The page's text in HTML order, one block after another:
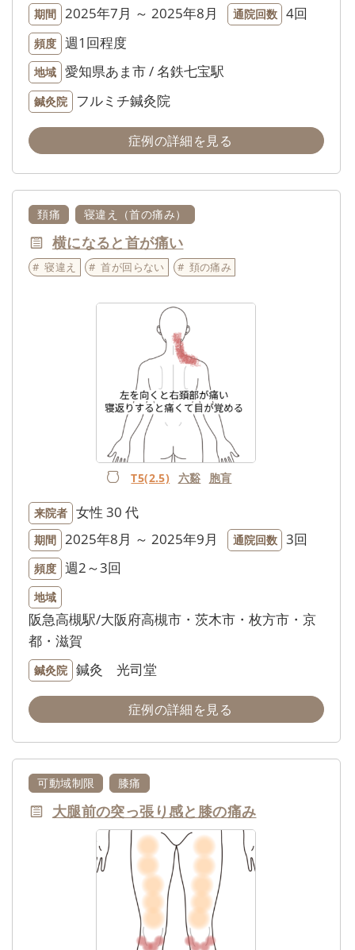
期間 2025年7月 ～ 2025年8月 通院回数 4回
頻度 週1回程度
地域 愛知県あま市 / 名鉄七宝駅
鍼灸院 フルミチ鍼灸院
症例の詳細を見る
頚痛 寝違え（首の痛み）
横になると首が痛い
寝違え 首が回らない 頚の痛み
T5(2.5) 六谿 胞肓
来院者 女性 30 代
期間 2025年8月 ～ 2025年9月 通院回数 3回
頻度 週2～3回
地域
阪急高槻駅/大阪府高槻市・茨木市・枚方市・京
都・滋賀
鍼灸院 鍼灸 光司堂
症例の詳細を見る
可動域制限 膝痛
大腿前の突っ張り感と膝の痛み